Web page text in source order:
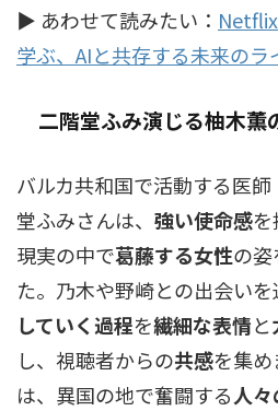
▶ あわせて読みたい：
学ぶ、AIと共存する未来のラ
二階堂ふみ演じる柚木薫
バルカ共和国で活動する医
堂ふみさんは、 強い使命感
現実の中で葛藤する女性の
た。乃木や野崎との出会いを
していく過程を繊細な表情と
し、視聴者からの共感を集
は、異国の地で奮闘する人